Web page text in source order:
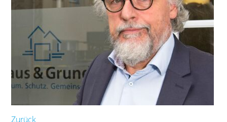
Zurück